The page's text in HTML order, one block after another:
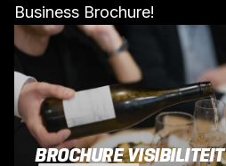
Business Brochure!
BROCHURE VISIBILITEIT